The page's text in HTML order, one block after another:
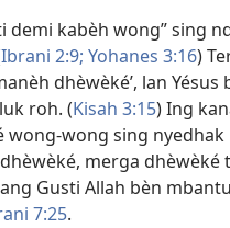
demi kabèh wong” sing
Ibrani 2:9; Yohanes 3:​16)
dhèwèké’, lan Yésus
roh. (Kisah 3:​15) Ing
wong-wong sing
merga dhèwèké
Gusti Allah bèn
7:​25.